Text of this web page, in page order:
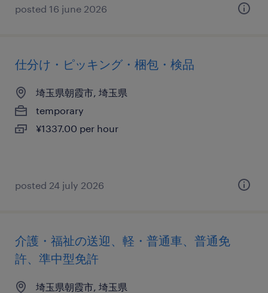
posted 16 june 2026
仕分け・ピッキング・梱包・検品
埼玉県朝霞市, 埼玉県
temporary
¥1337.00 per hour
posted 24 july 2026
介護・福祉の送迎、軽・普通車、普通免
許、準中型免許
埼玉県朝霞市, 埼玉県